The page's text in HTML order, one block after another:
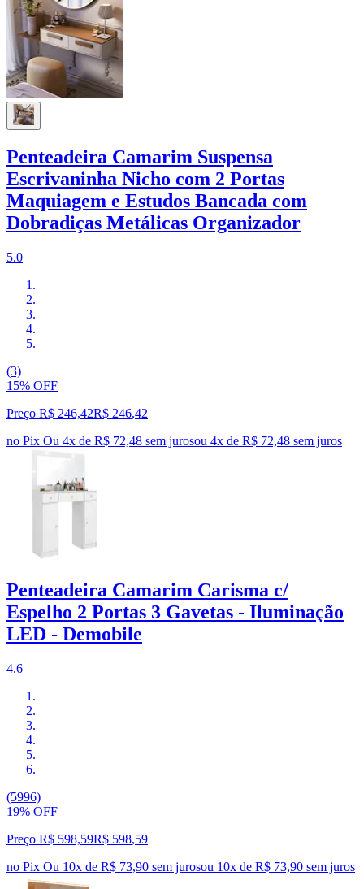
Penteadeira Camarim Suspensa
Escrivaninha Nicho com 2 Portas
Maquiagem e Estudos Bancada com
Dobradiças Metálicas Organizador
5.0
(3)
15% OFF
Preço R$ 246,42R$ 246,42
no Pix Ou 4x de R$ 72,48 sem jurosou 4x de R$ 72,48 sem juros
Penteadeira Camarim Carisma c/
Espelho 2 Portas 3 Gavetas - Iluminação
LED - Demobile
4.6
(5996)
19% OFF
Preço R$ 598,59R$ 598,59
no Pix Ou 10x de R$ 73,90 sem jurosou 10x de R$ 73,90 sem juros